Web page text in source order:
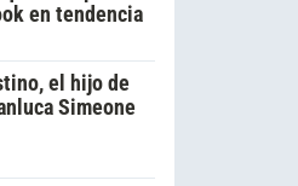
en tendencia
el hijo de
Simeone